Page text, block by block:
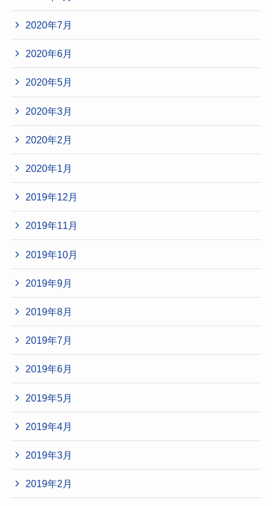
2020年7月
2020年6月
2020年5月
2020年3月
2020年2月
2020年1月
2019年12月
2019年11月
2019年10月
2019年9月
2019年8月
2019年7月
2019年6月
2019年5月
2019年4月
2019年3月
2019年2月